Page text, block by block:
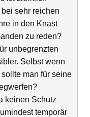
sehr reichen
in den Knast
zu reden?
unbegrenzten
Selbst wenn
man für seine
keinen Schutz
temporär